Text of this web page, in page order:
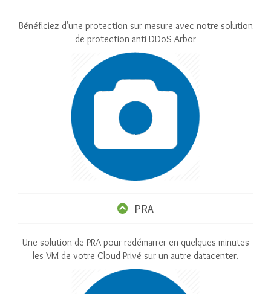
Bénéficiez d'une protection sur mesure avec notre solution
de protection anti DDoS Arbor
PRA
Une solution de PRA pour redémarrer en quelques minutes
les VM de votre Cloud Privé sur un autre datacenter.